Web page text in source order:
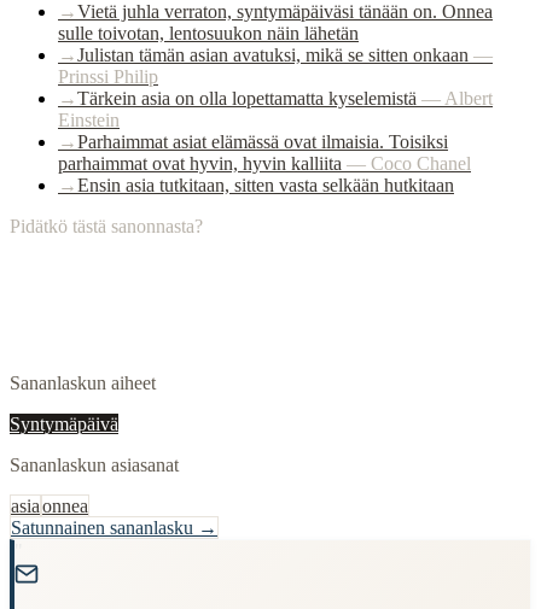
→Vietä juhla verraton, syntymäpäiväsi tänään on. Onnea
sulle toivotan, lentosuukon näin lähetän
→Julistan tämän asian avatuksi, mikä se sitten onkaan —
Prinssi Philip
→Tärkein asia on olla lopettamatta kyselemistä — Albert
Einstein
→Parhaimmat asiat elämässä ovat ilmaisia. Toisiksi
parhaimmat ovat hyvin, hyvin kalliita — Coco Chanel
→Ensin asia tutkitaan, sitten vasta selkään hutkitaan
Pidätkö tästä sanonnasta?
Sananlaskun aiheet
Syntymäpäivä
Sananlaskun asiasanat
asiaonnea
Satunnainen sananlasku →